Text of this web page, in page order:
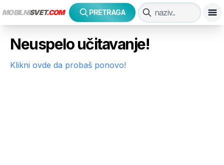
MOBILNISVET.COM PRETRAGA
Neuspelo učitavanje!
Klikni ovde da probaš ponovo!